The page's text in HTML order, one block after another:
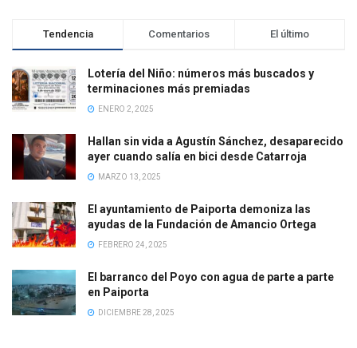
Tendencia Comentarios El último
Lotería del Niño: números más buscados y
terminaciones más premiadas
ENERO 2, 2025
Hallan sin vida a Agustín Sánchez, desaparecido
ayer cuando salía en bici desde Catarroja
MARZO 13, 2025
El ayuntamiento de Paiporta demoniza las
ayudas de la Fundación de Amancio Ortega
FEBRERO 24, 2025
El barranco del Poyo con agua de parte a parte
en Paiporta
DICIEMBRE 28, 2025